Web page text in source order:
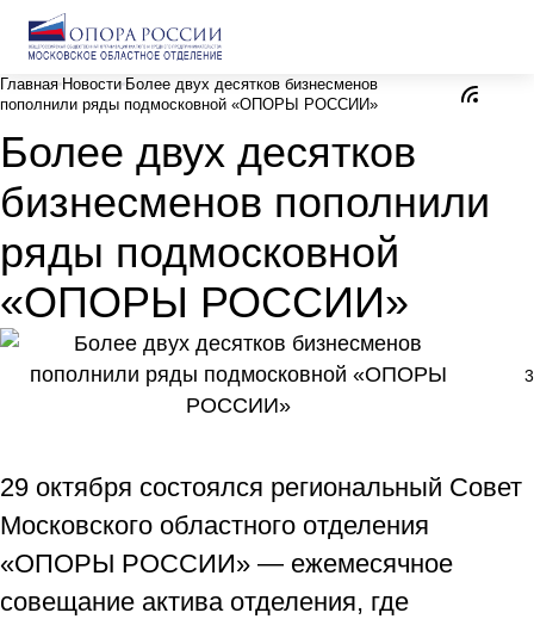
Главная Новости Более двух десятков бизнесменов
пополнили ряды подмосковной «ОПОРЫ РОССИИ»
Более двух десятков
бизнесменов пополнили
ряды подмосковной
«ОПОРЫ РОССИИ»
29 октября состоялся региональный Совет
Московского областного отделения
«ОПОРЫ РОССИИ» — ежемесячное
совещание актива отделения, где